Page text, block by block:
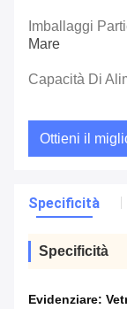
Imballaggi
Mare
Capacità Di
Ottieni il
Specificità
Specificità
Evidenziare: